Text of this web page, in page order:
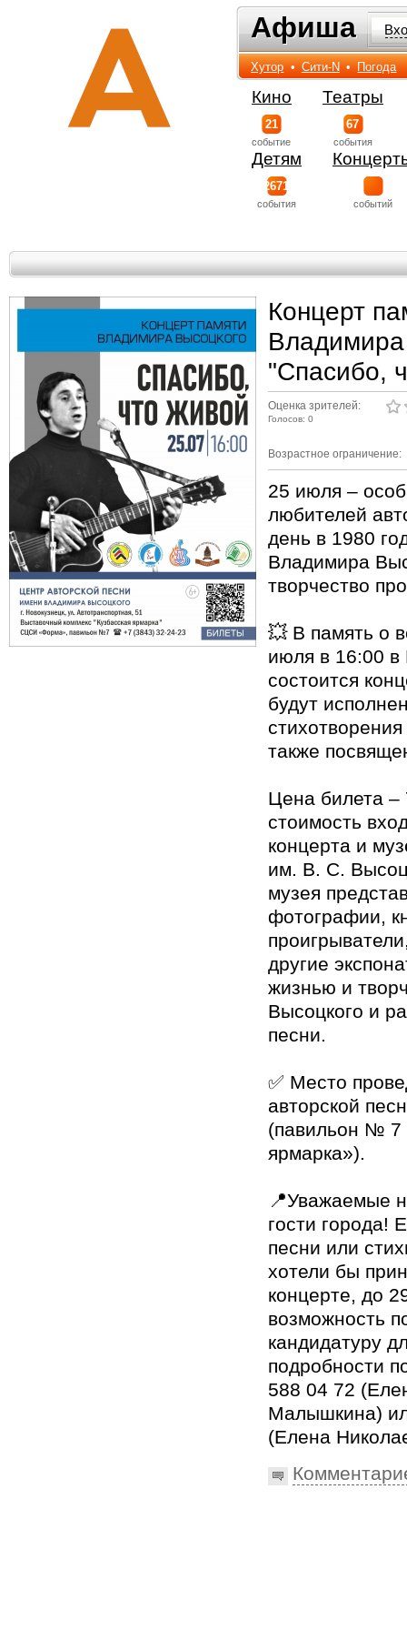
Афиша
Афиша
Хутор • Сити-N • Погода
Кино
21
событиe
Театры
67
события
Детям
2671
события событий
Концерт
"Спасибо,
Оценка зрителей:
Голосов: 0
Возрастное ограничение:
25 июля –
любителей
день в 1980
Владимира
творчество
💥 В память о
июля в 16:00 в
состоится
будут
также
Цена билета –
стоимость
концерта и
им. В. С.
музея
фотографии,
другие
жизнью и
Высоцкого и
песни.
✅ Место
авторской
(павильон № 7
ярмарка»).
📍Уважаемые
гости города!
песни или
хотели бы
концерте, до
возможность
кандидатуру
подробности
588 04 72
Малышкина)
(Елена